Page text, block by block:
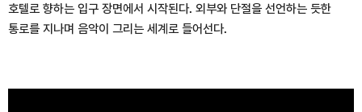
호텔로 향하는 입구 장면에서 시작된다. 외부와 단절을 선언하는 듯한
통로를 지나며 음악이 그리는 세계로 들어선다.